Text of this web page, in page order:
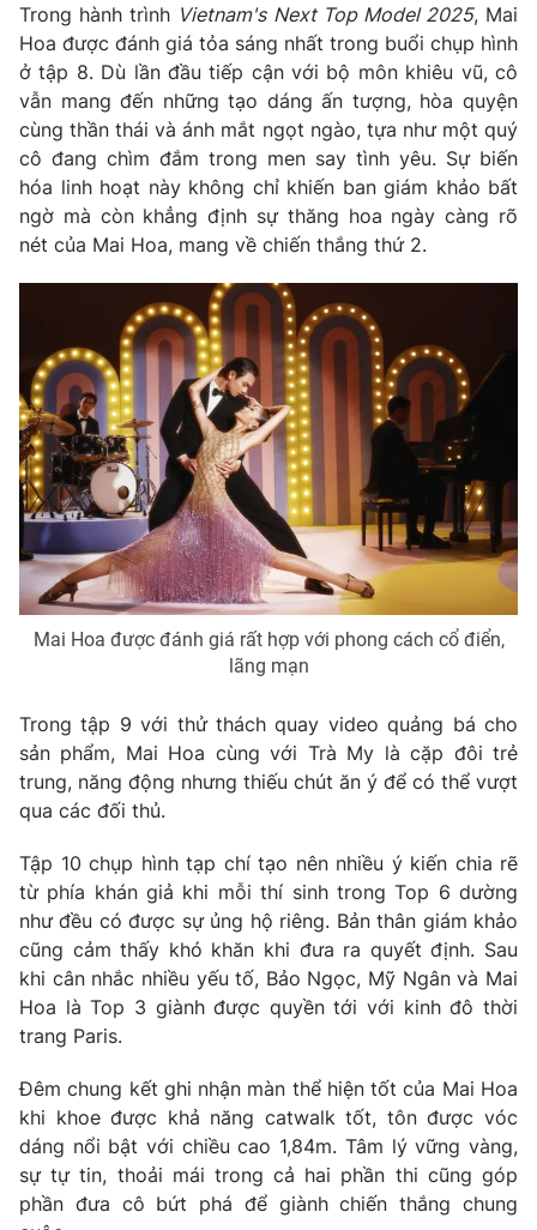
Trong hành trình Vietnam's Next Top Model 2025, Mai
Hoa được đánh giá tỏa sáng nhất trong buổi chụp hình
ở tập 8. Dù lần đầu tiếp cận với bộ môn khiêu vũ, cô
vẫn mang đến những tạo dáng ấn tượng, hòa quyện
cùng thần thái và ánh mắt ngọt ngào, tựa như một quý
cô đang chìm đắm trong men say tình yêu. Sự biến
hóa linh hoạt này không chỉ khiến ban giám khảo bất
ngờ mà còn khẳng định sự thăng hoa ngày càng rõ
nét của Mai Hoa, mang về chiến thắng thứ 2.
Mai Hoa được đánh giá rất hợp với phong cách cổ điển,
lãng mạn
Trong tập 9 với thử thách quay video quảng bá cho
sản phẩm, Mai Hoa cùng với Trà My là cặp đôi trẻ
trung, năng động nhưng thiếu chút ăn ý để có thể vượt
qua các đối thủ.
Tập 10 chụp hình tạp chí tạo nên nhiều ý kiến chia rẽ
từ phía khán giả khi mỗi thí sinh trong Top 6 dường
như đều có được sự ủng hộ riêng. Bản thân giám khảo
cũng cảm thấy khó khăn khi đưa ra quyết định. Sau
khi cân nhắc nhiều yếu tố, Bảo Ngọc, Mỹ Ngân và Mai
Hoa là Top 3 giành được quyền tới với kinh đô thời
trang Paris.
Đêm chung kết ghi nhận màn thể hiện tốt của Mai Hoa
khi khoe được khả năng catwalk tốt, tôn được vóc
dáng nổi bật với chiều cao 1,84m. Tâm lý vững vàng,
sự tự tin, thoải mái trong cả hai phần thi cũng góp
phần đưa cô bứt phá để giành chiến thắng chung